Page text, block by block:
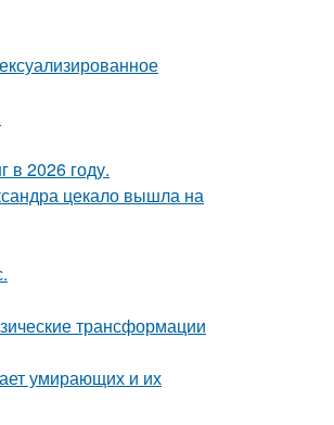
в 2026 году.
цекало вышла на
трансформации
умирающих и их